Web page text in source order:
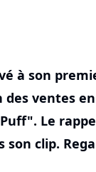
à son
ventes
Le
clip.